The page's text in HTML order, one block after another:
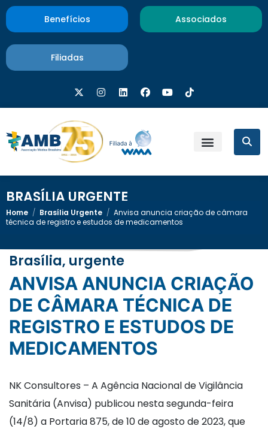
Benefícios Associados
Filiadas
BRASÍLIA URGENTE
Home / Brasília Urgente / Anvisa anuncia criação de câmara
técnica de registro e estudos de medicamentos
Brasília, urgente
ANVISA ANUNCIA CRIAÇÃO
DE CÂMARA TÉCNICA DE
REGISTRO E ESTUDOS DE
MEDICAMENTOS
NK Consultores – A Agência Nacional de Vigilância
Sanitária (Anvisa) publicou nesta segunda-feira
(14/8) a Portaria 875, de 10 de agosto de 2023, que